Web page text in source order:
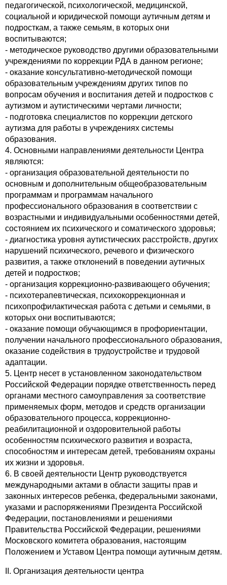
педагогической, психологической, медицинской,
социальной и юридической помощи аутичным детям и
подросткам, а также семьям, в которых они
воспитываются;
- методическое руководство другими образовательными
учреждениями по коррекции РДА в данном регионе;
- оказание консультативно-методической помощи
образовательным учреждениям других типов по
вопросам обучения и воспитания детей и подростков с
аутизмом и аутистическими чертами личности;
- подготовка специалистов по коррекции детского
аутизма для работы в учреждениях системы
образования.
4. Основными направлениями деятельности Центра
являются:
- организация образовательной деятельности по
основным и дополнительным общеобразовательным
программам и программам начального
профессионального образования в соответствии с
возрастными и индивидуальными особенностями детей,
состоянием их психического и соматического здоровья;
- диагностика уровня аутистических расстройств, других
нарушений психического, речевого и физического
развития, а также отклонений в поведении аутичных
детей и подростков;
- организация коррекционно-развивающего обучения;
- психотерапевтическая, психокоррекционная и
психопрофилактическая работа с детьми и семьями, в
которых они воспитываются;
- оказание помощи обучающимся в профориентации,
получении начального профессионального образования,
оказание содействия в трудоустройстве и трудовой
адаптации.
5. Центр несет в установленном законодательством
Российской Федерации порядке ответственность перед
органами местного самоуправления за соответствие
применяемых форм, методов и средств организации
образовательного процесса, коррекционно-
реабилитационной и оздоровительной работы
особенностям психического развития и возраста,
способностям и интересам детей, требованиям охраны
их жизни и здоровья.
6. В своей деятельности Центр руководствуется
международными актами в области защиты прав и
законных интересов ребенка, федеральными законами,
указами и распоряжениями Президента Российской
Федерации, постановлениями и решениями
Правительства Российской Федерации, решениями
Московского комитета образования, настоящим
Положением и Уставом Центра помощи аутичным детям.
II. Организация деятельности центра